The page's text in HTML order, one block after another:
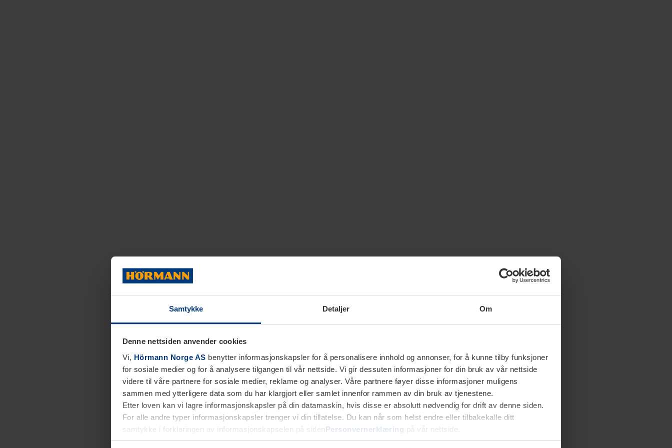
Samtykke Detaljer Om
Denne nettsiden anvender cookies
Vi, Hörmann Norge AS benytter informasjonskapsler for å personalisere innhold og annonser, for å kunne tilby funksjoner
for sosiale medier og for å analysere tilgangen til vår nettside. Vi gir dessuten informasjoner for din bruk av vår nettside
videre til våre partnere for sosiale medier, reklame og analyser. Våre partnere føyer disse informasjoner muligens
sammen med ytterligere data som du har klargjort eller samlet innenfor rammen av din bruk av tjenestene.
Etter loven kan vi lagre informasjonskapsler på din datamaskin, hvis disse er absolutt nødvendig for drift av denne siden.
For alle andre typer informasjonskapsler trenger vi din tillatelse. Du kan når som helst endre eller tilbakekalle ditt
samtykke i forklaringen av informasjonskapselen på sidenPersonvernerklæring på vår nettside.